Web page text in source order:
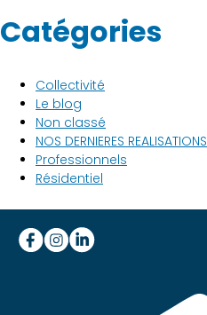
Catégories
Collectivité
Le blog
Non classé
NOS DERNIERES REALISATIONS
Professionnels
Résidentiel